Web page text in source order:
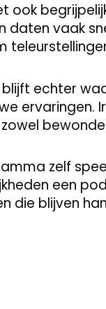
ook
daten vaak
echter
ervaringen.
zelf
een
die blijven